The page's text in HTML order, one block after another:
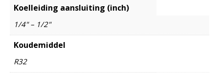
Koelleiding aansluiting (inch)
1/4" – 1/2"
Koudemiddel
R32